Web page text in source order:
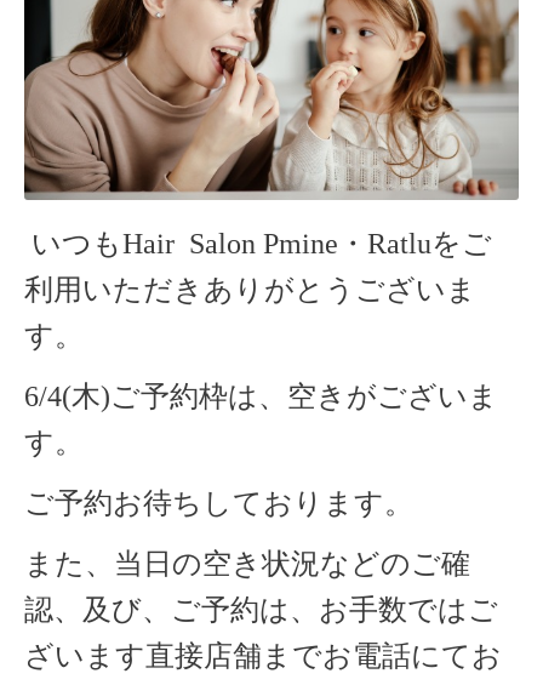
いつもHair Salon Pmine・Ratluをご
利用いただきありがとうございま
す。
6/4(木)ご予約枠は、空きがございま
す。
ご予約お待ちしております。
また、当日の空き状況などのご確
認、及び、ご予約は、お手数ではご
ざいます直接店舗までお電話にてお